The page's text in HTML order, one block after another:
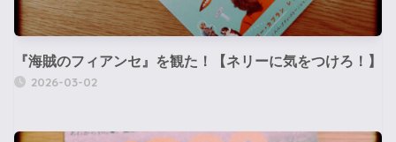
『海賊のフィアンセ』を観た！【ネリーに気をつけろ！】
2026-03-02